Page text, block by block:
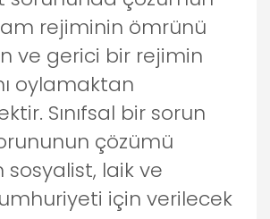
rejiminin ömrünü
ve gerici bir rejimin
oylamaktan
Sınıfsal bir sorun
çözümü
laik ve
için verilecek